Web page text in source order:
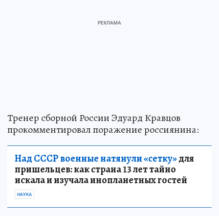
Тренер сборной России Эдуард Кравцов
прокомментировал поражение россиянина:
Над СССР военные натянули «сетку»для
пришельцев: как страна 13 лет тайно
искала и изучала инопланетных гостей
НАУКА